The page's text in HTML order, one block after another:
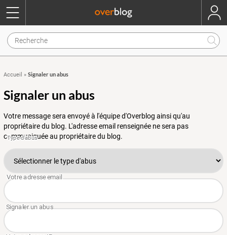
Accueil » Signaler un abus
Signaler un abus
Votre message sera envoyé à l'équipe d'Overblog ainsi qu'au
propriétaire du blog. L'adresse email renseignée ne sera pas
communiquée au propriétaire du blog.